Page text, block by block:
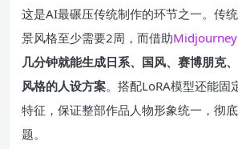
这是AI最碾压传统制作的环节之一。传
景风格至少需要2周，而借助Midjourney
几分钟就能生成日系、国风、赛博朋克
风格的人设方案。搭配LoRA模型还能固
特征，保证整部作品人物形象统一，彻
题。